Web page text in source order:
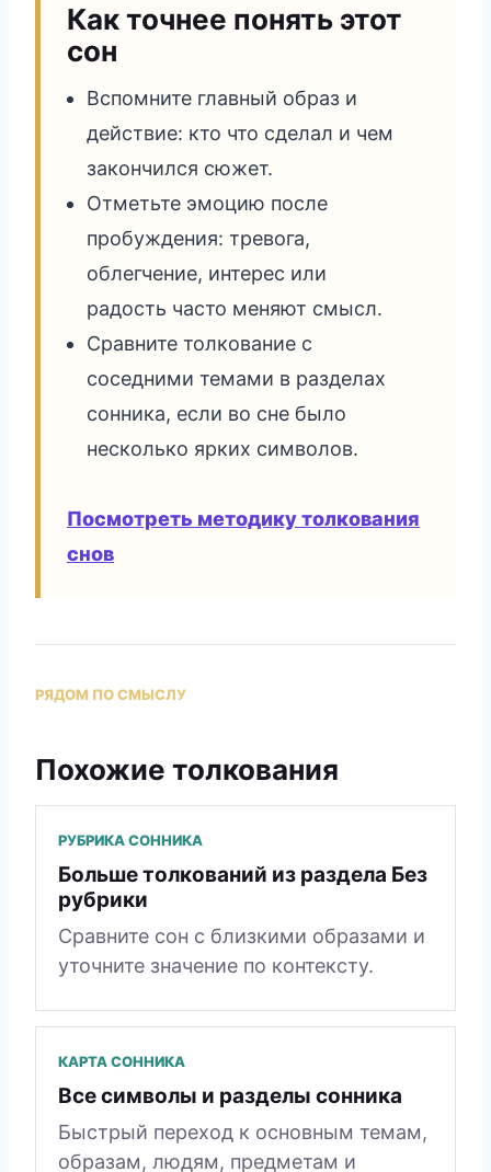
Как точнее понять этот
сон
Вспомните главный образ и
действие: кто что сделал и чем
закончился сюжет.
Отметьте эмоцию после
пробуждения: тревога,
облегчение, интерес или
радость часто меняют смысл.
Сравните толкование с
соседними темами в разделах
сонника, если во сне было
несколько ярких символов.
Посмотреть методику толкования
снов
РЯДОМ ПО СМЫСЛУ
Похожие толкования
РУБРИКА СОННИКА
Больше толкований из раздела Без
рубрики
Сравните сон с близкими образами и
уточните значение по контексту.
КАРТА СОННИКА
Все символы и разделы сонника
Быстрый переход к основным темам,
образам, людям, предметам и